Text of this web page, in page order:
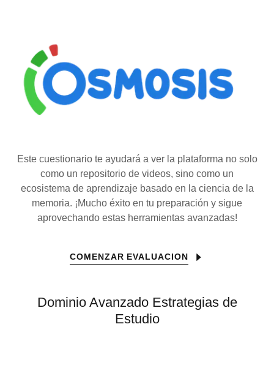
Este cuestionario te ayudará a ver la plataforma no solo
como un repositorio de videos, sino como un
ecosistema de aprendizaje basado en la ciencia de la
memoria. ¡Mucho éxito en tu preparación y sigue
aprovechando estas herramientas avanzadas!
COMENZAR EVALUACION
Dominio Avanzado Estrategias de
Estudio